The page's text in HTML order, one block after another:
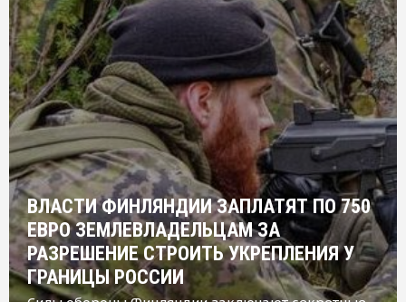
ВЛАСТИ ФИНЛЯНДИИ ЗАПЛАТЯТ ПО 750
ЕВРО ЗЕМЛЕВЛАДЕЛЬЦАМ ЗА
РАЗРЕШЕНИЕ СТРОИТЬ УКРЕПЛЕНИЯ У
ГРАНИЦЫ РОССИИ